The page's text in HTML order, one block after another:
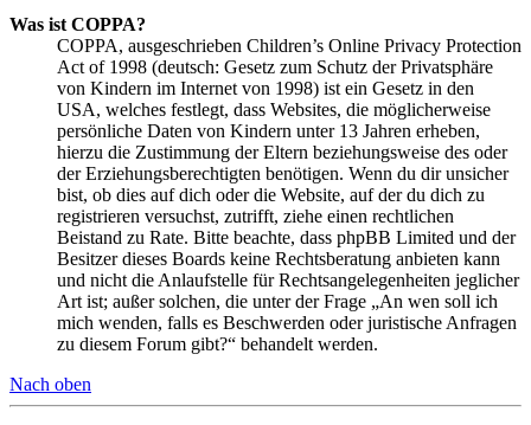
Was ist COPPA?
COPPA, ausgeschrieben Children’s Online Privacy Protection
Act of 1998 (deutsch: Gesetz zum Schutz der Privatsphäre
von Kindern im Internet von 1998) ist ein Gesetz in den
USA, welches festlegt, dass Websites, die möglicherweise
persönliche Daten von Kindern unter 13 Jahren erheben,
hierzu die Zustimmung der Eltern beziehungsweise des oder
der Erziehungsberechtigten benötigen. Wenn du dir unsicher
bist, ob dies auf dich oder die Website, auf der du dich zu
registrieren versuchst, zutrifft, ziehe einen rechtlichen
Beistand zu Rate. Bitte beachte, dass phpBB Limited und der
Besitzer dieses Boards keine Rechtsberatung anbieten kann
und nicht die Anlaufstelle für Rechtsangelegenheiten jeglicher
Art ist; außer solchen, die unter der Frage „An wen soll ich
mich wenden, falls es Beschwerden oder juristische Anfragen
zu diesem Forum gibt?“ behandelt werden.
Nach oben